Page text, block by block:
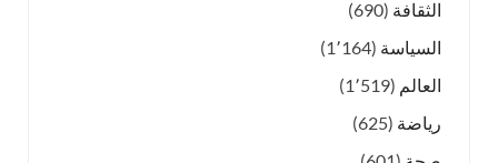
الثقافة (690)
السياسة (1٬164)
العالم (1٬519)
رياضة (625)